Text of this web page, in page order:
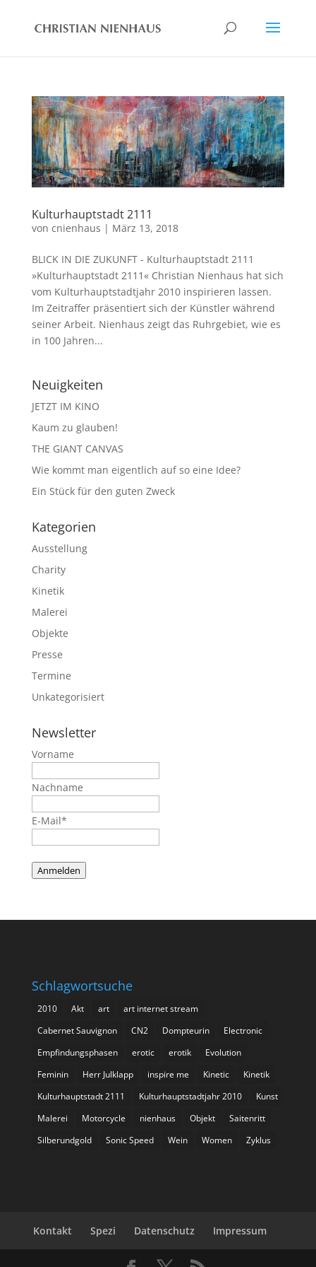
Kulturhauptstadt 2111
von cnienhaus | März 13, 2018
BLICK IN DIE ZUKUNFT - Kulturhauptstadt 2111
»Kulturhauptstadt 2111« Christian Nienhaus hat sich
vom Kulturhauptstadtjahr 2010 inspirieren lassen.
Im Zeitraffer präsentiert sich der Künstler während
seiner Arbeit. Nienhaus zeigt das Ruhrgebiet, wie es
in 100 Jahren...
Neuigkeiten
JETZT IM KINO
Kaum zu glauben!
THE GIANT CANVAS
Wie kommt man eigentlich auf so eine Idee?
Ein Stück für den guten Zweck
Kategorien
Ausstellung
Charity
Kinetik
Malerei
Objekte
Presse
Termine
Unkategorisiert
Newsletter
Vorname
Nachname
E-Mail*
Anmelden
Schlagwortsuche
2010 Akt art
art internet stream
Cabernet Sauvignon
CN2 Dompteurin
Electronic
Empfindungsphasen
erotic erotik
Evolution
Feminin
Herr Julklapp inspire me Kinetic
Kinetik
Kulturhauptstadt 2111
Kulturhauptstadtjahr 2010
Kunst
Malerei
Motorcycle nienhaus Objekt
Saitenritt
Silberundgold
Sonic Speed Wein Women Zyklus
Kontakt Spezi Datenschutz Impressum